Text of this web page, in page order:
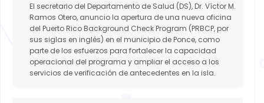
El secretario del Departamento de Salud (DS), Dr. Víctor M.
Ramos Otero, anuncio la apertura de una nueva oficina
del Puerto Rico Background Check Program (PRBCP, por
sus siglas en inglés) en el municipio de Ponce, como
parte de los esfuerzos para fortalecer la capacidad
operacional del programa y ampliar el acceso a los
servicios de verificación de antecedentes en la isla.